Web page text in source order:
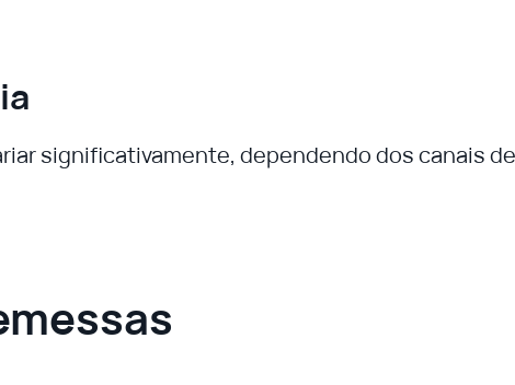
significativamente, dependendo dos canais de